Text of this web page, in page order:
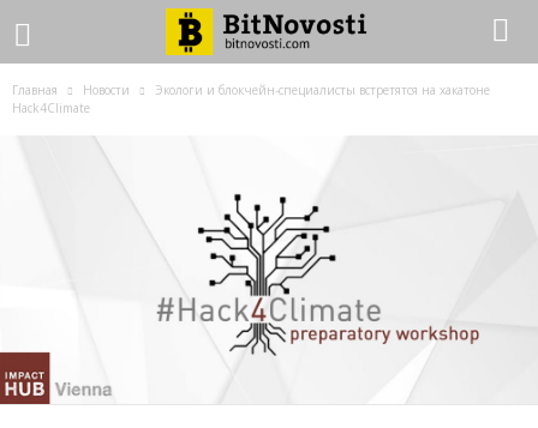
Главная Новости
Экологи и блокчейн-специалисты встретятся на хакатоне
Hack4Climate